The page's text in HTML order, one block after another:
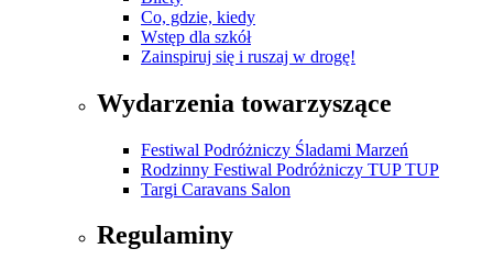
Co, gdzie, kiedy
Wstęp dla szkół
Zainspiruj się i ruszaj w drogę!
Wydarzenia towarzyszące
Festiwal Podróżniczy Śladami Marzeń
Rodzinny Festiwal Podróżniczy TUP TUP
Targi Caravans Salon
Regulaminy